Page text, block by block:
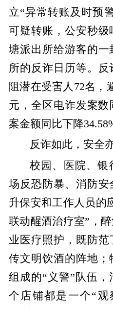
立“异常转账及时
可疑转账，公安秒级
塘派出所给游客的一
所的反诈日历等。
阻潜在受害人72名，
元，全区电诈发案数
案金额同比下降
反诈如此，安全
校园、医院、
场反恐防暴、消防安
升保安和工作人员的
联动醒酒治疗室”，
业医疗照护，既防
传文明饮酒的阵地
组成的“义警”队伍
个店铺都是一个“